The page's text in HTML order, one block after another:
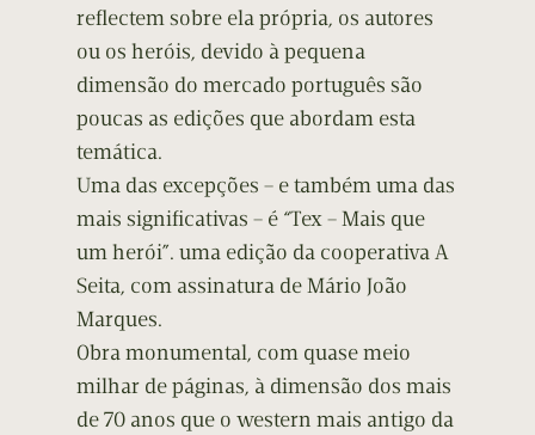
reflectem sobre ela própria, os autores
ou os heróis, devido à pequena
dimensão do mercado português são
poucas as edições que abordam esta
temática.
Uma das excepções – e também uma das
mais significativas – é “Tex – Mais que
um herói”. uma edição da cooperativa A
Seita, com assinatura de Mário João
Marques.
Obra monumental, com quase meio
milhar de páginas, à dimensão dos mais
de 70 anos que o western mais antigo da